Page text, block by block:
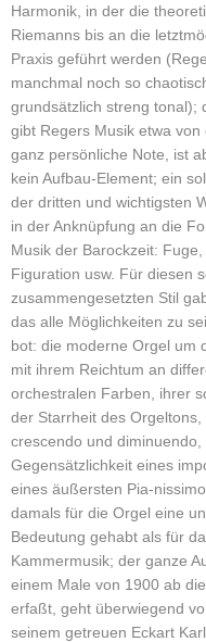
Harmonik, in der die
Riemanns bis an die
Praxis geführt werden
manchmal noch so
grundsätzlich streng tonal);
gibt Regers Musik etwa
ganz persönliche Note, ist
kein Aufbau-Element; ein
der dritten und wichtigsten
in der Anknüpfung an die
Musik der Barockzeit: Fuge,
Figuration usw. Für diesen
zusammengesetzten Stil
das alle Möglichkeiten zu
bot: die moderne Orgel um
mit ihrem Reichtum an
orchestralen Farben, ihrer
der Starrheit des
crescendo und diminuendo,
Gegensätzlichkeit eines
eines äußersten Pia-
damals für die Orgel eine
Bedeutung gehabt als für
Kammermusik; der ganze
einem Male von 1900 ab
erfaßt, geht überwiegend
seinem getreuen Eckart